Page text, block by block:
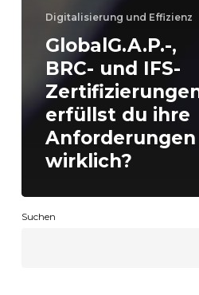
Digitalisierung und Effizienz
GlobalG.A.P.-,
BRC- und IFS-
erfüllst du ihre
Anforderungen
wirklich?
Suchen